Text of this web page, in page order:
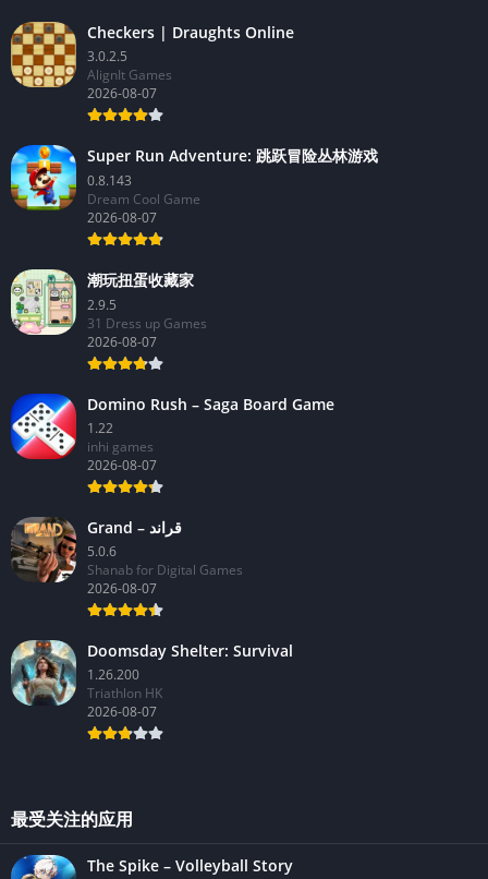
Checkers | Draughts Online
3.0.2.5
AlignIt Games
2026-08-07
Super Run Adventure: 跳跃冒险丛林游戏
0.8.143
Dream Cool Game
2026-08-07
潮玩扭蛋收藏家
2.9.5
31 Dress up Games
2026-08-07
Domino Rush – Saga Board Game
1.22
inhi games
2026-08-07
Grand – قراند
5.0.6
Shanab for Digital Games
2026-08-07
Doomsday Shelter: Survival
1.26.200
Triathlon HK
2026-08-07
最受关注的应用
The Spike – Volleyball Story